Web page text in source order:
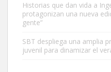
Historias que dan vida a
protagonizan una nueva
gente”
SBT despliega una amplia
juvenil para dinamizar el